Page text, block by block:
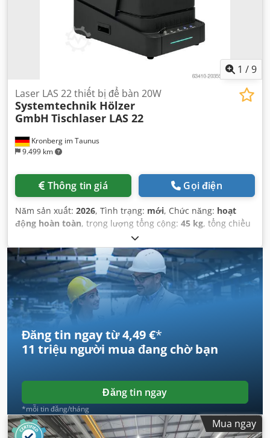
1 /9
Kronberg im Taunus
9.499 km
Laser LAS 22 thiết bị để bàn 20W
Systemtechnik Hölzer
GmbH Tischlaser LAS 22
Thông tin giá Gọi điện
Năm sản xuất: 2026, Tình trạng: mới, Chức năng: hoạt
động hoàn toàn, trọng lượng tổng cộng: 45 kg, tổng chiều
, tổng chiều rộng:
690 mm, công suất laser:20 W, bước sóng laser:1.064 nm,
loại làm mát:không khí,
Đăng tin ngay từ 4,49 €*
11 triệu người mua đang chờ bạn
Đăng tin ngay
*mỗi tin đăng/tháng
Mua ngay